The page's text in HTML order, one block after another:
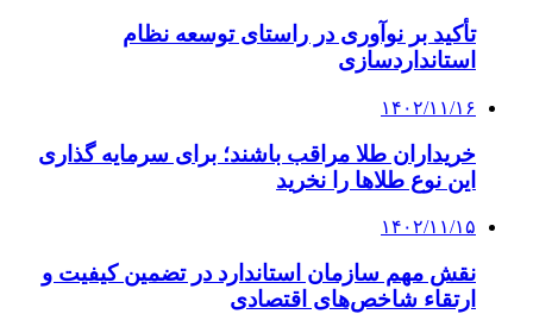
تأکید بر نوآوری در راستای توسعه نظام
استانداردسازی
۱۴۰۲/۱۱/۱۶
خریداران طلا مراقب باشند؛ برای سرمایه گذاری
این نوع طلاها را نخرید
۱۴۰۲/۱۱/۱۵
نقش مهم سازمان استاندارد در تضمین کیفیت و
ارتقاء شاخص‌های اقتصادی